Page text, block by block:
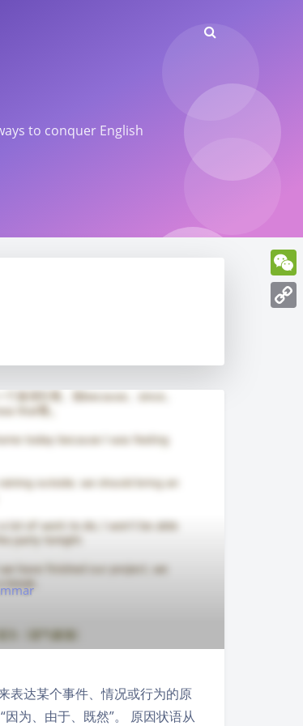
to conquer English
表达某个事件、情况或行为的原
为、由于、既然”。 原因状语从